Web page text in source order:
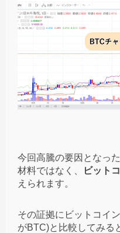
4
ザイフもまたCMやれ
ビットコイン上がっ
ザイフトークンどう
事実上uniswapに上場
これは好材料なんじゃ
匿名 ザイフ
今回高騰の要因となっ
材料ではなく、
ビット
えられます。
その証拠にビットコイ
がBTC)と比較してみる